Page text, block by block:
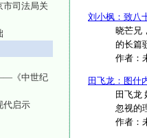
司法局关
《中世纪
代启示
刘小枫：致八
晓芒兄
的长篇
作者：
田飞龙：图什
田飞龙
忽视的
作者：